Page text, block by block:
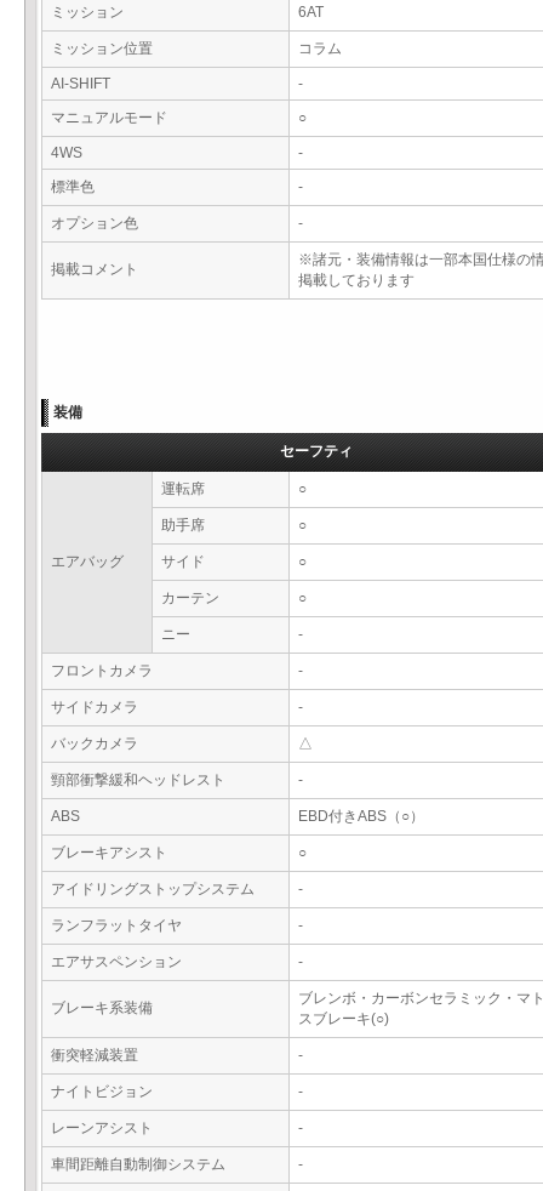
ミッション 6AT
ミッション位置 コラム
AI-SHIFT
-
マニュアルモード
○
4WS
-
標準色
-
オプション色 -
掲載コメント
※諸元・装備情報は一部本国仕様の
掲載しております
装備
セーフティ
エアバッグ
運転席 ○
助手席 ○
サイド ○
カーテン ○
ニー -
フロントカメラ -
サイドカメラ -
バックカメラ △
頸部衝撃緩和ヘッドレスト -
ABS EBD付きABS（○）
ブレーキアシスト ○
アイドリングストップシステム -
ランフラットタイヤ -
エアサスペンション -
ブレーキ系装備
ブレンボ・カーボンセラミック・マ
スブレーキ(○)
衝突軽減装置 -
ナイトビジョン -
レーンアシスト -
車間距離自動制御システム -